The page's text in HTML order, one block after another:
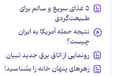
۵ غذای سریع و سالم برای
طبیعت‌گردی
نتیجه حمله آمریکا به ایران
چیست؟
رونمایی از اتاق برق جدید تبیان
زهرهای پنهان خانه را بشناسید!